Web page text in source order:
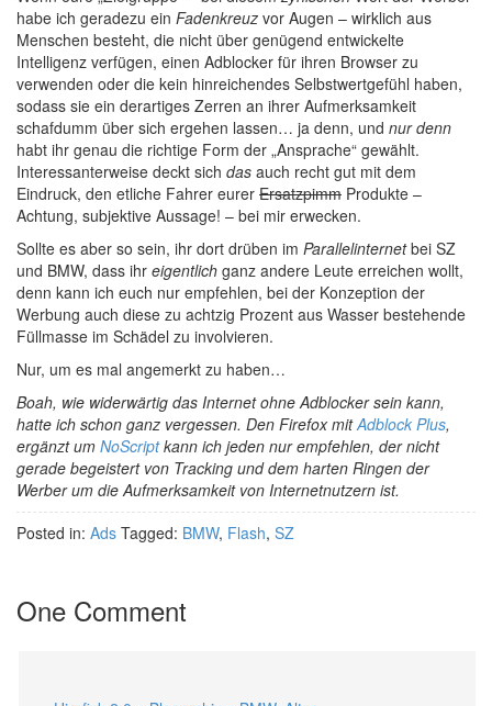
habe ich geradezu ein Fadenkreuz vor Augen – wirklich aus
Menschen besteht, die nicht über genügend entwickelte
Intelligenz verfügen, einen Adblocker für ihren Browser zu
verwenden oder die kein hinreichendes Selbstwertgefühl haben,
sodass sie ein derartiges Zerren an ihrer Aufmerksamkeit
schafdumm über sich ergehen lassen… ja denn, und nur denn
habt ihr genau die richtige Form der „Ansprache“ gewählt.
Interessanterweise deckt sich das auch recht gut mit dem
Eindruck, den etliche Fahrer eurer Ersatzpimm Produkte –
Achtung, subjektive Aussage! – bei mir erwecken.
Sollte es aber so sein, ihr dort drüben im Parallelinternetbei SZ
und BMW, dass ihr eigentlich ganz andere Leute erreichen wollt,
denn kann ich euch nur empfehlen, bei der Konzeption der
Werbung auch diese zu achtzig Prozent aus Wasser bestehende
Füllmasse im Schädel zu involvieren.
Nur, um es mal angemerkt zu haben…
Boah, wie widerwärtig das Internet ohne Adblocker sein kann,
hatte ich schon ganz vergessen. Den Firefox mitAdblock Plus,
ergänzt um NoScriptkann ich jeden nur empfehlen, der nicht
gerade begeistert von Tracking und dem harten Ringen der
Werber um die Aufmerksamkeit von Internetnutzern ist.
Posted in: Ads Tagged: BMW, Flash, SZ
One Comment